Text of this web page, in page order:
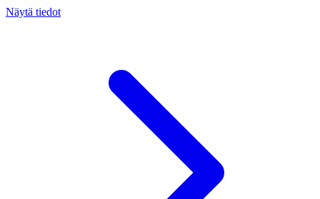
Näytä tiedot